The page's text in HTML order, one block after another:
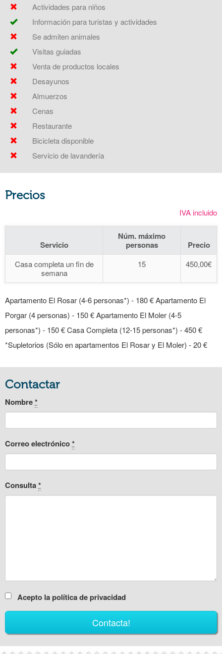
Actividades para niños
Información para turistas y actividades
Se admiten animales
Visitas guiadas
Venta de productos locales
Desayunos
Almuerzos
Cenas
Restaurante
Bicicleta disponible
Servicio de lavandería
Precios
IVA incluido
Servicio
Núm. máximo
personas
Precio
Casa completa un fin de
semana
15 450,00€
Apartamento El Rosar (4-6 personas*) - 180 € Apartamento El
Porgar (4 personas) - 150 € Apartamento El Moler (4-5
personas*) - 150 € Casa Completa (12-15 personas*) - 450 €
*Supletorios (Sólo en apartamentos El Rosar y El Moler) - 20 €
Contactar
Nombre*
Correo electrónico*
Consulta*
Acepto la política de privacidad